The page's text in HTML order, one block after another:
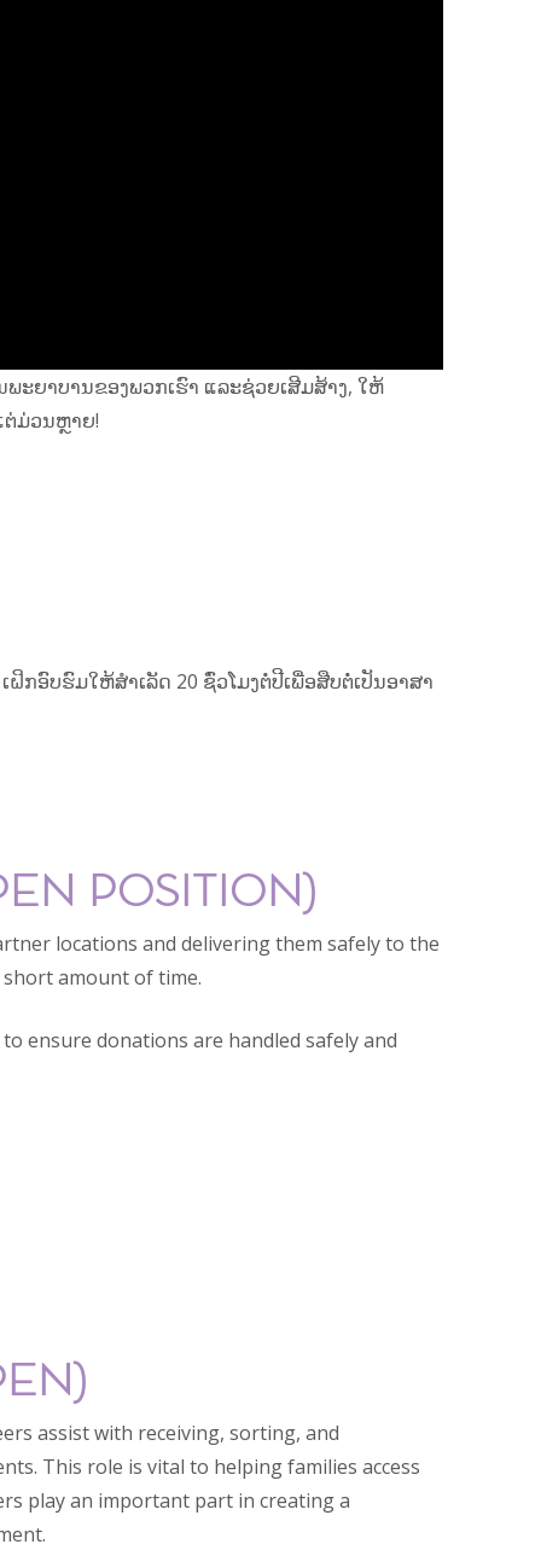
ະຍາບານຂອງພວກເຮົາ ແລະຊ່ວຍເສີມສ້າງ, ໃຫ້
ຕ່ມ່ວນຫຼາຍ!
ກອົບຮົມໃຫ້ສຳເລັດ 20 ຊົ່ວໂມງຕໍ່ປີເພື່ອສືບຕໍ່ເປັນອາສາ
POSITION)
locations and delivering them safely to the
amount of time.
ensure donations are handled safely and
assist with receiving, sorting, and
This role is vital to helping families access
play an important part in creating a